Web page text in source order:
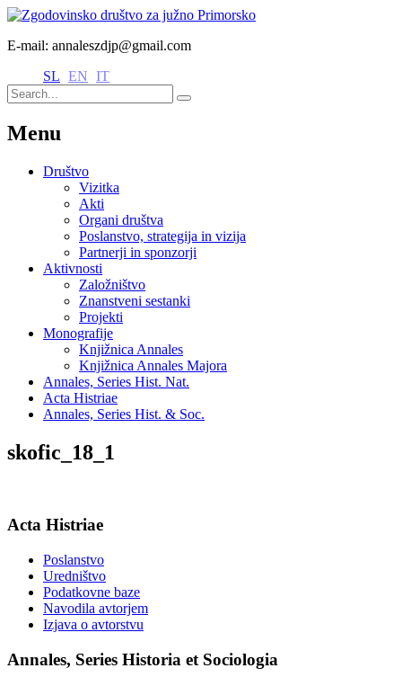
E-mail: annaleszdjp@gmail.com
SL EN IT
Menu
Društvo
Vizitka
Akti
Organi društva
Poslanstvo, strategija in vizija
Partnerji in sponzorji
Aktivnosti
Založništvo
Znanstveni sestanki
Projekti
Monografije
Knjižnica Annales
Knjižnica Annales Majora
Annales, Series Hist. Nat.
Acta Histriae
Annales, Series Hist. & Soc.
skofic_18_1
Acta Histriae
Poslanstvo
Uredništvo
Podatkovne baze
Navodila avtorjem
Izjava o avtorstvu
Annales, Series Historia et Sociologia